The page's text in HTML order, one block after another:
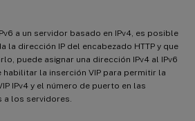
a un servidor basado en IPv4, es posible
la dirección IP del encabezado HTTP y que
puede asignar una dirección IPv4 al IPv6
habilitar la inserción VIP para permitir la
IPv4 y el número de puerto en las
a los servidores.